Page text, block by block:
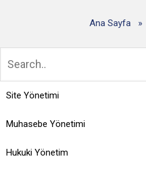
Ana Sayfa »
Site Yönetimi
Muhasebe Yönetimi
Hukuki Yönetim